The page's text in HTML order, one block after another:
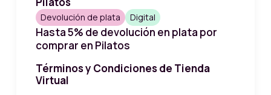
Devolución de plata Digital
Hasta 5% de devolución en plata por
comprar en Pilatos
Términos y Condiciones de Tienda
Virtual